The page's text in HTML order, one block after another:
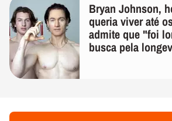
Bryan Johnson,
queria viver até
admite que "foi
busca pela